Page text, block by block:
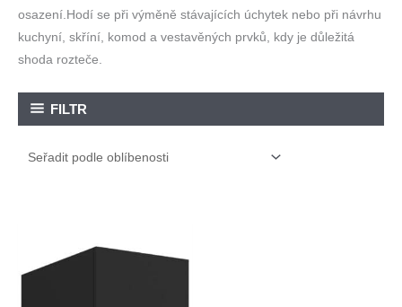
osazení.Hodí se při výměně stávajících úchytek nebo při návrhu
kuchyní, skříní, komod a vestavěných prvků, kdy je důležitá
shoda rozteče.
FILTR